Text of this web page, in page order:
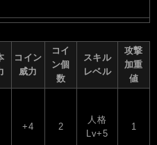
コイン
威力
コイ
ン個
数
スキル
レベル
攻撃
加重
値
+4 2
人格
Lv+5
1